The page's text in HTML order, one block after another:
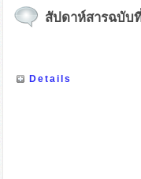
สัปดาห์สารฉบับ
Details